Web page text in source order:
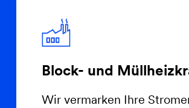
Block- und
Wir vermarken Ihre